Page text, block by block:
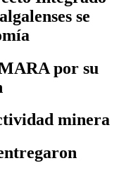
se
por su
minera